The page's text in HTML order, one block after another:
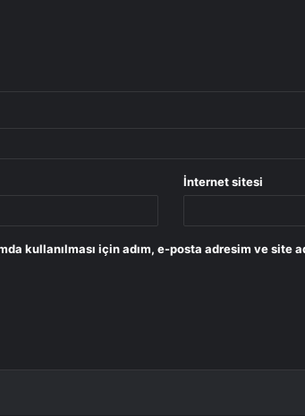
İnternet sitesi
kullanılması için adım, e-posta adresim ve site